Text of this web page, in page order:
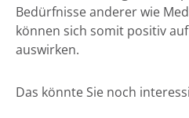
Bedürfnisse anderer wie
können sich somit positiv
auswirken.
Das könnte Sie noch